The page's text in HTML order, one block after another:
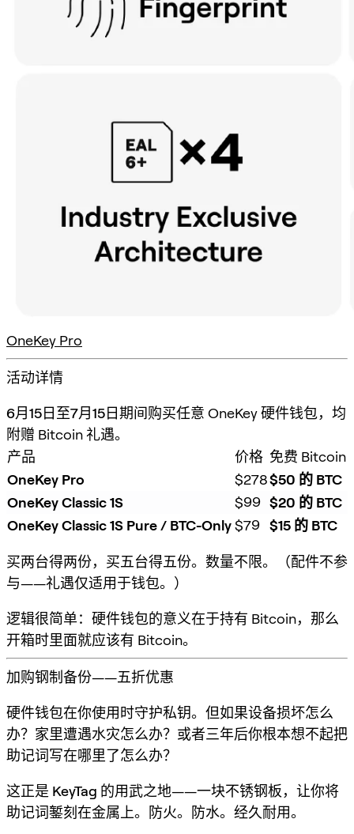
OneKey Pro
活动详情
6月15日至7月15日期间购买任意 OneKey 硬件钱包，均
附赠 Bitcoin 礼遇。
产品
价格 免费 Bitcoin
OneKey Pro
$278$50 的 BTC
OneKey Classic 1S
$99 $20 的 BTC
OneKey Classic 1S Pure / BTC-Only$79 $15 的 BTC
买两台得两份，买五台得五份。数量不限。（配件不参
与——礼遇仅适用于钱包。）
逻辑很简单：硬件钱包的意义在于持有 Bitcoin，那么
开箱时里面就应该有 Bitcoin。
加购钢制备份——五折优惠
硬件钱包在你使用时守护私钥。但如果设备损坏怎么
办？家里遭遇水灾怎么办？或者三年后你根本想不起把
助记词写在哪里了怎么办？
这正是 KeyTag 的用武之地——一块不锈钢板，让你将
助记词錾刻在金属上。防火。防水。经久耐用。